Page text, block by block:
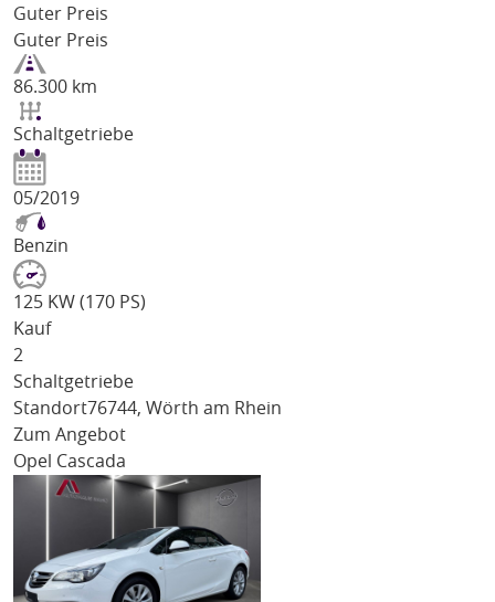
Guter Preis
Guter Preis
86.300 km
Schaltgetriebe
05/2019
Benzin
125 KW (170 PS)
Kauf
2
Schaltgetriebe
Standort76744, Wörth am Rhein
Zum Angebot
Opel Cascada